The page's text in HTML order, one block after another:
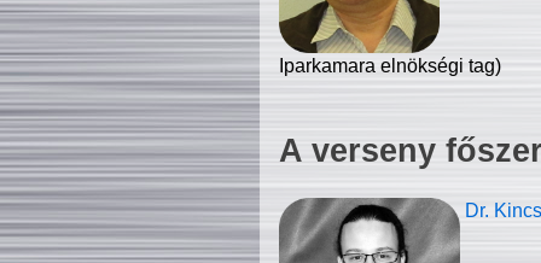
Iparkamara elnökségi tag)
A verseny
Dr.